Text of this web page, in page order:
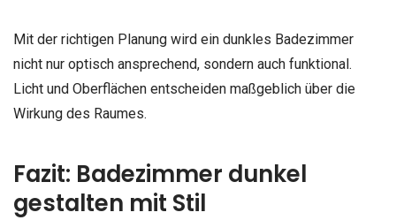
Mit der richtigen Planung wird ein dunkles Badezimmer
nicht nur optisch ansprechend, sondern auch funktional.
Licht und Oberflächen entscheiden maßgeblich über die
Wirkung des Raumes.
Fazit: Badezimmer dunkel
gestalten mit Stil